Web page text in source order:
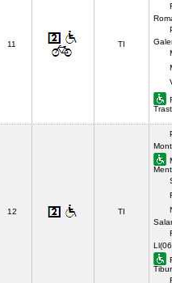
11 TI
12 TI